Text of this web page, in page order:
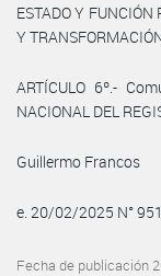
ESTADO Y
Y
ARTÍCULO 6º.-
NACIONAL DEL
Guillermo Francos
e. 20/02/2025 N°
Fecha de publicación